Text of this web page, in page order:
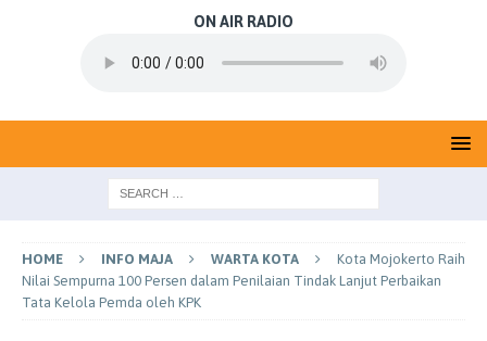
ON AIR RADIO
HOME INFO MAJA WARTA KOTA
Kota Mojokerto Raih
Nilai Sempurna 100 Persen dalam Penilaian Tindak Lanjut Perbaikan
Tata Kelola Pemda oleh KPK